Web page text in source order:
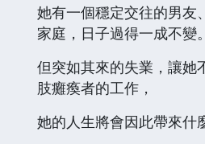
她有一個穩定交往的男友
家庭，日子過得一成不變。
但突如其來的失業，讓她
肢癱瘓者的工作，
她的人生將會因此帶來什